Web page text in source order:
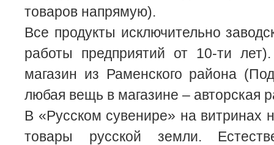
товаров напрямую).
Все продукты исключительно
работы предприятий от 10-ти
магазин из Раменского района
любая вещь в магазине – авторская
В «Русском сувенире» на витринах
товары русской земли.